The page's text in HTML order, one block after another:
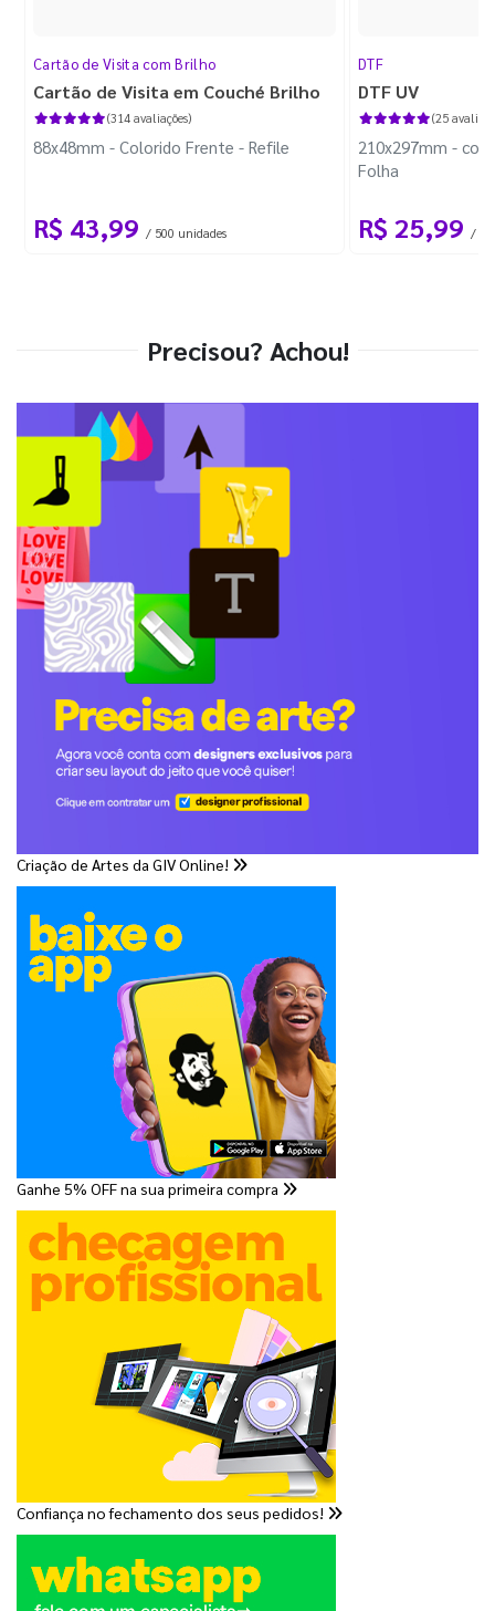
Cartão de Visita com Brilho
Cartão de Visita em Couché Brilho
(314 avaliações)
88x48mm - Colorido Frente - Refile
R$ 43,99 / 500 unidades
DTF
DTF UV
(25
210x297mm -
Folha
R$ 25,99 / 1
Precisou? Achou!
Criação de Artes da GIV Online!
Ganhe 5% OFF na sua primeira compra
Confiança no fechamento dos seus pedidos!